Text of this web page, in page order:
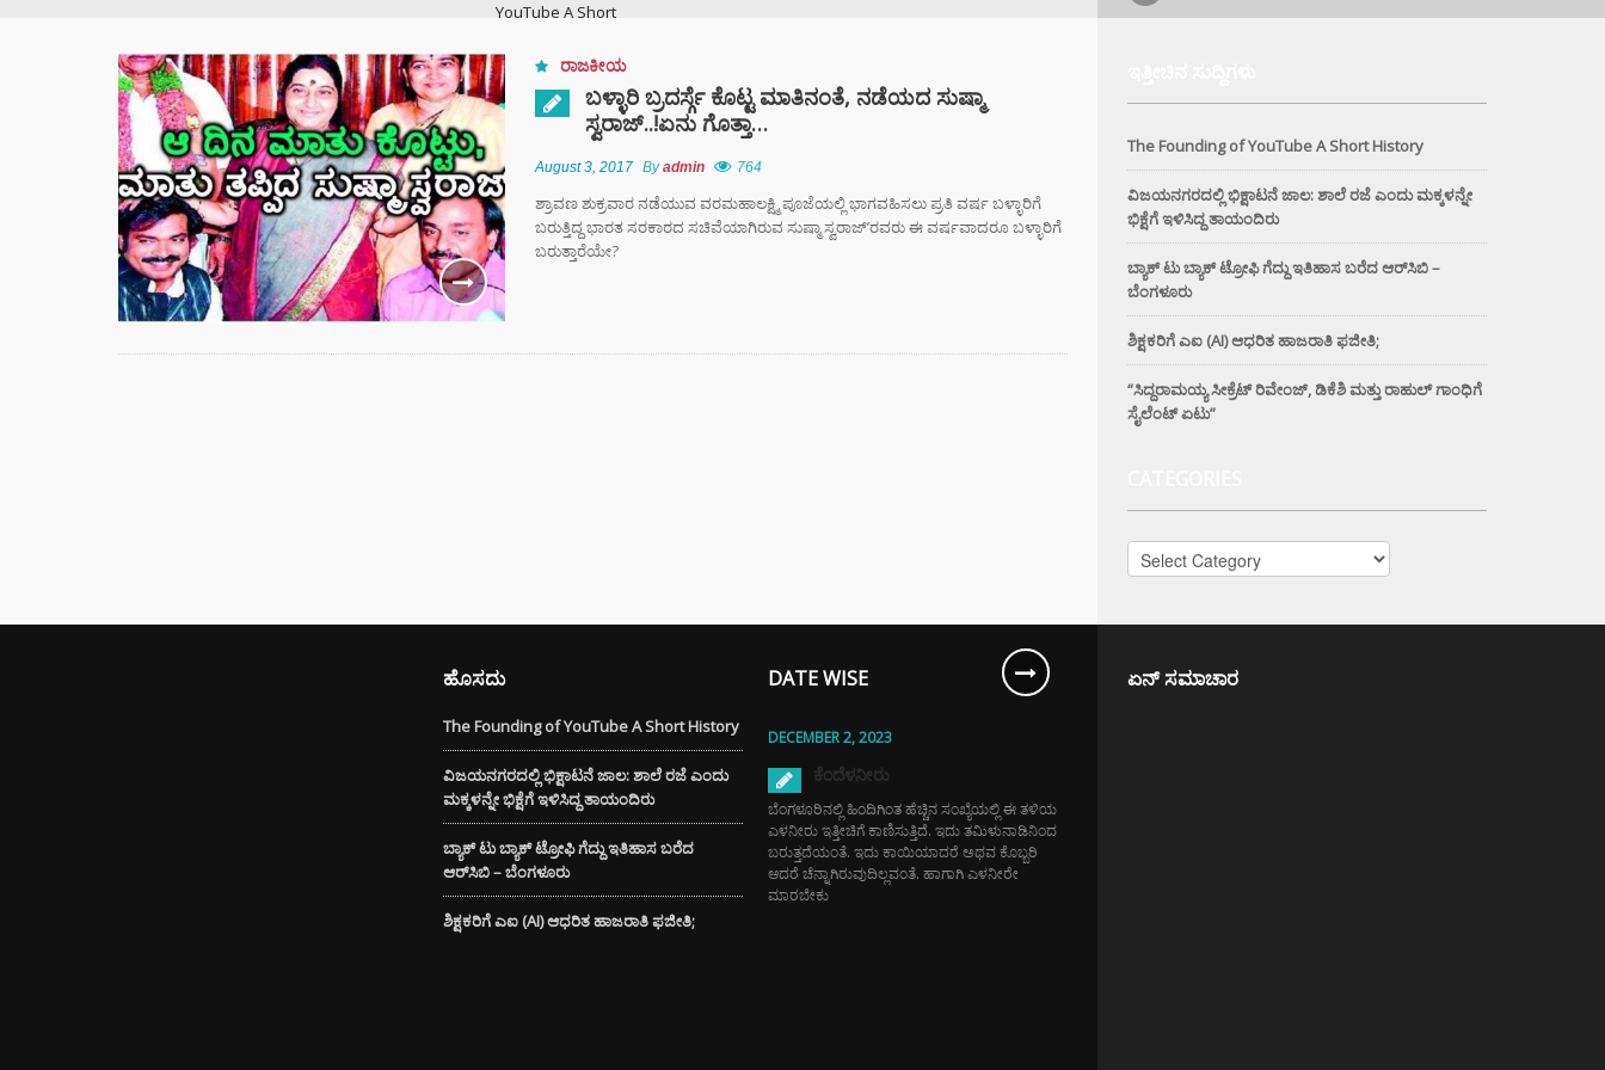
YouTube A Short
ವಿಜಯನಗರದಲ್ಲಿ
ಭಿಕ್ಷಾಟನೆ ಜಾಲ: ಶಾಲೆ ರಜೆ
ಎಂದು ಮಕ್ಕಳನ್ನೇ ಭಿಕ್ಷೆಗೆ
ಇಳಿಸಿದ್ದ ತಾಯಂದಿರು
ಬ್ಯಾಕ್ ಟು ಬ್ಯಾಕ್ ಟ್ರೋಫಿ
ಗೆದ್ದು ಇತಿಹಾಸ ಬರೆದ
ಆಧರಿತ ಹಾಜರಾತಿ
ರಾಜೀನಾಮೆ ಘೋಷಣೆ –
ಮುಂದಿನ ಸಿಎಂ?
ಸ್ಟೈಲ್‌ಗಾಗಿ ಕಡಿಮೆ
ಬೆಲೆಯ ಸನ್‌ಗ್ಲಾಸ್
ಧರಿಸುತ್ತೀರಾ? ಹಾಗಾದರೆ
ಈ ಅಪಾಯಗಳ ಬಗ್ಗೆ
ತಿಳಿಯಲೇಬೇಕು!
DIGITAL ARREST
ಖಾತೆಯಲ್ಲಿಟ್ಟಿದ್ದ 24
ರಾಜಕೀಯ
ಬಳ್ಳಾರಿ ಬ್ರದರ್ಸ್ಗೆ ಕೊಟ್ಟ ಮಾತಿನಂತೆ, ನಡೆಯದ ಸುಷ್ಮಾ
ಸ್ವರಾಜ್..!ಏನು ಗೊತ್ತಾ…
August 3, 2017 Byadmin 764
ಶ್ರಾವಣ ಶುಕ್ರವಾರ ನಡೆಯುವ ವರಮಹಾಲಕ್ಷ್ಮಿ ಪೂಜೆಯಲ್ಲಿ ಭಾಗವಹಿಸಲು ಪ್ರತಿ ವರ್ಷ ಬಳ್ಳಾರಿಗೆ
ಬರುತ್ತಿದ್ದ ಭಾರತ ಸರಕಾರದ ಸಚಿವೆಯಾಗಿರುವ ಸುಷ್ಮಾ ಸ್ವರಾಜ್’ರವರು ಈ ವರ್ಷವಾದರೂ ಬಳ್ಳಾರಿಗೆ
ಬರುತ್ತಾರೆಯೇ?
The Founding of YouTube A Short History
ವಿಜಯನಗರದಲ್ಲಿ ಭಿಕ್ಷಾಟನೆ ಜಾಲ: ಶಾಲೆ ರಜೆ ಎಂದು ಮಕ್ಕಳನ್ನೇ
ಭಿಕ್ಷೆಗೆ ಇಳಿಸಿದ್ದ ತಾಯಂದಿರು
ಬ್ಯಾಕ್ ಟು ಬ್ಯಾಕ್ ಟ್ರೋಫಿ ಗೆದ್ದು ಇತಿಹಾಸ ಬರೆದ ಆರ್‌ಸಿಬಿ –
ಬೆಂಗಳೂರು
ಶಿಕ್ಷಕರಿಗೆ ಎಐ (AI) ಆಧರಿತ ಹಾಜರಾತಿ ಫಜೀತಿ;
“ಸಿದ್ದರಾಮಯ್ಯ ಸೀಕ್ರೆಟ್ ರಿವೇಂಜ್‌, ಡಿಕೆಶಿ ಮತ್ತು ರಾಹುಲ್‌ ಗಾಂಧಿಗೆ
ಸೈಲೆಂಟ್ ಏಟು”
Categories
ಹೊಸದು
The Founding of YouTube A Short History
ವಿಜಯನಗರದಲ್ಲಿ ಭಿಕ್ಷಾಟನೆ ಜಾಲ: ಶಾಲೆ ರಜೆ ಎಂದು
ಮಕ್ಕಳನ್ನೇ ಭಿಕ್ಷೆಗೆ ಇಳಿಸಿದ್ದ ತಾಯಂದಿರು
ಬ್ಯಾಕ್ ಟು ಬ್ಯಾಕ್ ಟ್ರೋಫಿ ಗೆದ್ದು ಇತಿಹಾಸ ಬರೆದ
ಆರ್‌ಸಿಬಿ – ಬೆಂಗಳೂರು
ಶಿಕ್ಷಕರಿಗೆ ಎಐ (AI) ಆಧರಿತ ಹಾಜರಾತಿ ಫಜೀತಿ;
DATE WISE
DECEMBER 2, 2023
ಕೆಂದೆಳನೀರು
ಬೆಂಗಳೂರಿನಲ್ಲಿ ಹಿಂದಿಗಿಂತ ಹೆಚ್ಚಿನ ಸಂಖ್ಯೆಯಲ್ಲಿ ಈ ತಳಿಯ
ಎಳನೀರು ಇತ್ತೀಚಿಗೆ ಕಾಣಿಸುತ್ತಿದೆ. ಇದು ತಮಿಳುನಾಡಿನಿಂದ
ಬರುತ್ತದೆಯಂತೆ. ಇದು ಕಾಯಿಯಾದರೆ ಅಥವ ಕೊಬ್ಬರಿ
ಆದರೆ ಚೆನ್ನಾಗಿರುವುದಿಲ್ಲವಂತೆ. ಹಾಗಾಗಿ ಎಳನೀರೇ
ಮಾರಬೇಕು
ಏನ್ ಸಮಾಚಾರ